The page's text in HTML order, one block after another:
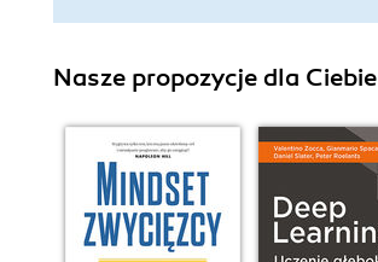
Nasze propozycje dla Ciebie